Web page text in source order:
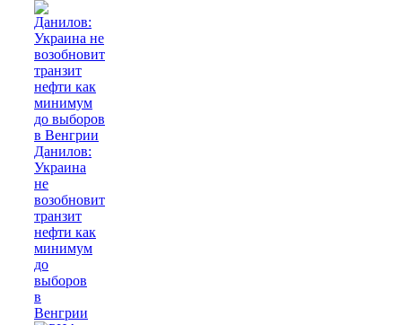
Данилов:
Украина
не
возобновит
транзит
нефти как
минимум
до
выборов
в
Венгрии